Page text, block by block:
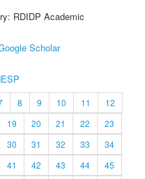
RDIDP Academic
Scholar
8 9 10 11
12
19 20 21 22
23
30 31 32 33
34
41 42 43 44
45